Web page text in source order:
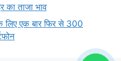
का ताजा भाव
एक बार फिर से 300